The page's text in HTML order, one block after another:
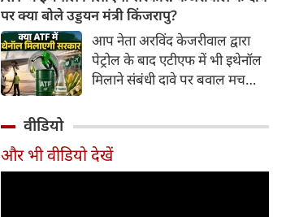
और Qualcomm Snapdragon
चिपसेट के साथ पेश किया है। फोन में
50MP का मेन कैमरा दिया गया है।
इसके अलावा Redmi Note 17 में
Corning Gorilla Glass 7i
चेसिस जैसे फीचर्स मिलते हैं।
पर क्या बोले उड्डयन मंत्री किंजरापु?
आप नेता अरविंद केजरीवाल द्वारा
पेट्रोल के बाद एटीएफ में भी इथेनॉल
मिलाने संबंधी दावे पर बवाल मच
इथेनॉल मिलाने की कोई योजना नहीं
है।
वीडियो
और भी वीडियो देखें